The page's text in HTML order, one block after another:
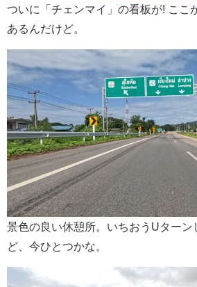
ついに「チェンマイ」の看板が! ここ
あるんだけど。
景色の良い休憩所。いちおうUターン
ど、今ひとつかな。